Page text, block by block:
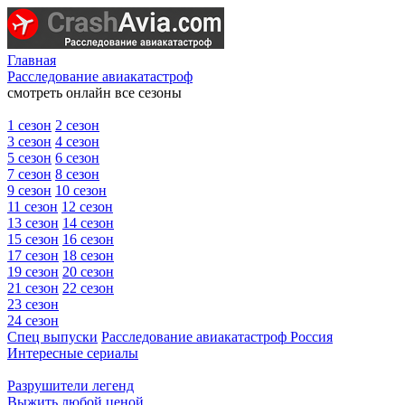
Главная
Расследование авиакатастроф
смотреть онлайн все сезоны
1 сезон 2 сезон
3 сезон 4 сезон
5 сезон 6 сезон
7 сезон 8 сезон
9 сезон 10 сезон
11 сезон 12 сезон
13 сезон 14 сезон
15 сезон 16 сезон
17 сезон 18 сезон
19 сезон 20 сезон
21 сезон 22 сезон
23 сезон
24 сезон
Спец выпуски Расследование авиакатастроф Россия
Интересные сериалы
Разрушители легенд
Выжить любой ценой